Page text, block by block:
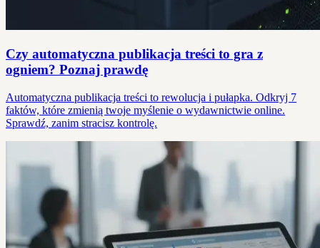
Czy automatyczna publikacja treści to gra z
ogniem? Poznaj prawdę
Automatyczna publikacja treści to rewolucja i pułapka. Odkryj 7
faktów, które zmienią twoje myślenie o wydawnictwie online.
Sprawdź, zanim stracisz kontrolę.